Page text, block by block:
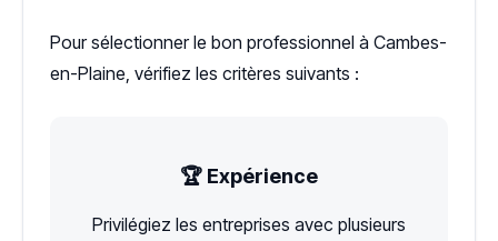
Pour sélectionner le bon professionnel à Cambes-
en-Plaine, vérifiez les critères suivants :
🏆 Expérience
Privilégiez les entreprises avec plusieurs